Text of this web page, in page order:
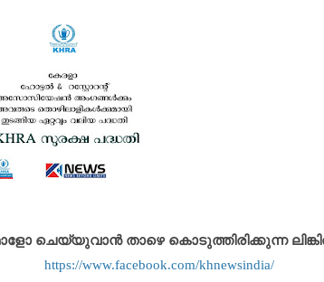
ചെയ്യുവാൻ താഴെ കൊടുത്തിരിക്കുന്ന
https://www.facebook.com/khnewsindia/